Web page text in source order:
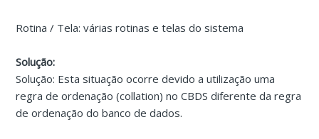
Rotina / Tela: várias rotinas e telas do sistema
Solução:
Solução: Esta situação ocorre devido a utilização uma
regra de ordenação (collation) no CBDS diferente da regra
de ordenação do banco de dados.